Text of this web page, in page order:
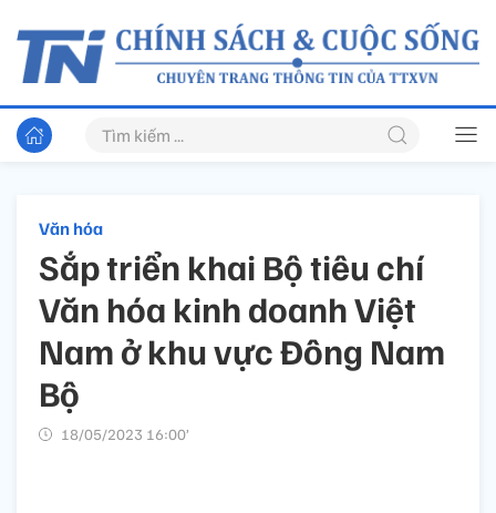
Văn hóa
Sắp triển khai Bộ tiêu chí
Văn hóa kinh doanh Việt
Nam ở khu vực Đông Nam
Bộ
18/05/2023 16:00’